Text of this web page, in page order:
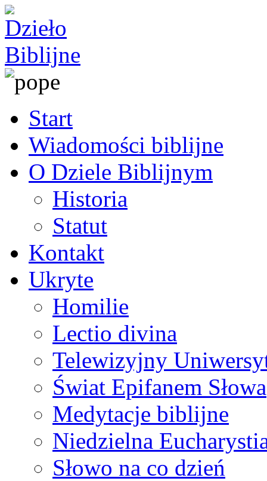
Start
Wiadomości biblijne
O Dziele Biblijnym
Historia
Statut
Kontakt
Ukryte
Homilie
Lectio divina
Telewizyjny
Świat Epifanem Słowa
Medytacje biblijne
Niedzielna
Słowo na co dzień